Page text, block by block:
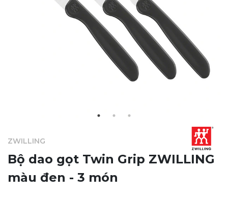
ZWILLING
Bộ dao gọt Twin Grip ZWILLING
màu đen - 3 món